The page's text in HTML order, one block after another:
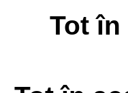
Tot în